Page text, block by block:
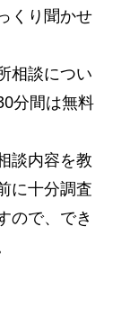
くり聞かせ
相談につい
分間は無料
談内容を教
に十分調査
ので、でき